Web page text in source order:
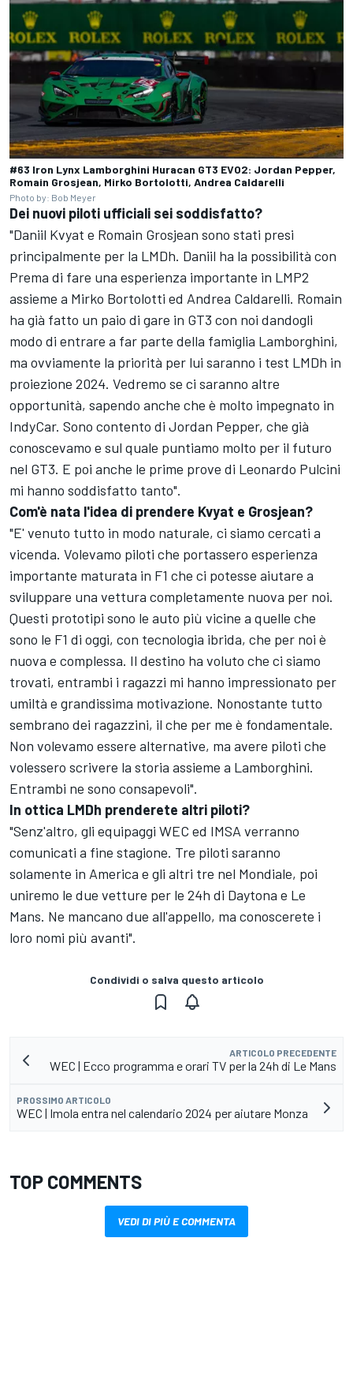
#63 Iron Lynx Lamborghini Huracan GT3 EVO2: Jordan Pepper,
Romain Grosjean, Mirko Bortolotti, Andrea Caldarelli
Photo by: Bob Meyer
Dei nuovi piloti ufficiali sei soddisfatto?
"Daniil Kvyat e Romain Grosjean sono stati presi
principalmente per la LMDh. Daniil ha la possibilità con
Prema di fare una esperienza importante in LMP2
assieme a Mirko Bortolotti ed Andrea Caldarelli. Romain
ha già fatto un paio di gare in GT3 con noi dandogli
modo di entrare a far parte della famiglia Lamborghini,
ma ovviamente la priorità per lui saranno i test LMDh in
proiezione 2024. Vedremo se ci saranno altre
opportunità, sapendo anche che è molto impegnato in
IndyCar. Sono contento di Jordan Pepper, che già
conoscevamo e sul quale puntiamo molto per il futuro
nel GT3. E poi anche le prime prove di Leonardo Pulcini
mi hanno soddisfatto tanto".
Com'è nata l'idea di prendere Kvyat e Grosjean?
"E' venuto tutto in modo naturale, ci siamo cercati a
vicenda. Volevamo piloti che portassero esperienza
importante maturata in F1 che ci potesse aiutare a
sviluppare una vettura completamente nuova per noi.
Questi prototipi sono le auto più vicine a quelle che
sono le F1 di oggi, con tecnologia ibrida, che per noi è
nuova e complessa. Il destino ha voluto che ci siamo
trovati, entrambi i ragazzi mi hanno impressionato per
umiltà e grandissima motivazione. Nonostante tutto
sembrano dei ragazzini, il che per me è fondamentale.
Non volevamo essere alternative, ma avere piloti che
volessero scrivere la storia assieme a Lamborghini.
Entrambi ne sono consapevoli".
In ottica LMDh prenderete altri piloti?
"Senz'altro, gli equipaggi WEC ed IMSA verranno
comunicati a fine stagione. Tre piloti saranno
solamente in America e gli altri tre nel Mondiale, poi
uniremo le due vetture per le 24h di Daytona e Le
Mans. Ne mancano due all'appello, ma conoscerete i
loro nomi più avanti".
Condividi o salva questo articolo
ARTICOLO PRECEDENTE
WEC | Ecco programma e orari TV per la 24h di Le Mans
PROSSIMO ARTICOLO
WEC | Imola entra nel calendario 2024 per aiutare Monza
TOP COMMENTS
VEDI DI PIÙ E COMMENTA